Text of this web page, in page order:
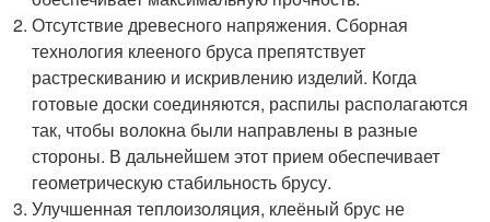
Отсутствие древесного напряжения. Сборная
технология клееного бруса препятствует
растрескиванию и искривлению изделий. Когда
готовые доски соединяются, распилы располагаются
так, чтобы волокна были направлены в разные
стороны. В дальнейшем этот прием обеспечивает
геометрическую стабильность брусу.
Улучшенная теплоизоляция, клеёный брус не